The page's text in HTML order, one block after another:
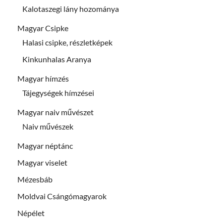
Kalotaszegi lány hozománya
Magyar Csipke
Halasi csipke, részletképek
Kinkunhalas Aranya
Magyar hímzés
Tájegységek hímzései
Magyar naiv művészet
Naiv művészek
Magyar néptánc
Magyar viselet
Mézesbáb
Moldvai Csángómagyarok
Népélet